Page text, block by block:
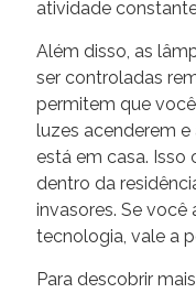
atividade
Além disso, as
ser controladas
permitem que
luzes acenderem
está em casa. Isso
dentro da
invasores. Se
tecnologia, vale a
Para descobrir